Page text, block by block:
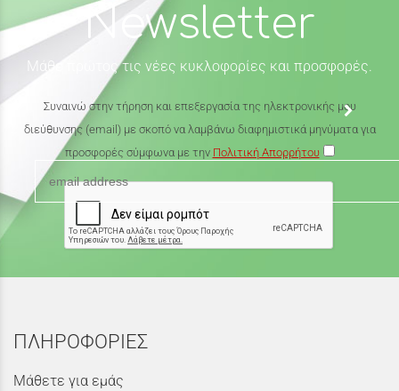
Newsletter
Μάθε πρώτος τις νέες κυκλοφορίες και προσφορές.
Συναινώ στην τήρηση και επεξεργασία της ηλεκτρονικής μου
διεύθυνσης (email) με σκοπό να λαμβάνω διαφημιστικά μηνύματα για
προσφορές σύμφωνα με την Πολιτική Απορρήτου
ΠΛΗΡΟΦΟΡΙΕΣ
Μάθετε για εμάς